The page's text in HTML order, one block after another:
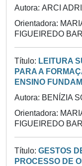
Autora: ARCI
Orientadora:
FIGUEIREDO
Título: LEITURA
PARA A
ENSINO
Autora: BENÍZIA
Orientadora:
FIGUEIREDO
Título: GESTOS
PROCESSO DE